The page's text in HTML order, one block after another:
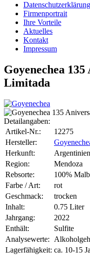
Datenschutzerklärung
Firmenportrait
Ihre Vorteile
Aktuelles
Kontakt
Impressum
Goyenechea
Limitada
Detailangaben:
Artikel-Nr.:
12275
Hersteller:
Herkunft:
Argentinien
Region:
Mendoza
Rebsorte:
100%
Farbe / Art:
rot
Geschmack:
trocken
Inhalt:
0.75 Liter
Jahrgang:
2022
Enthält:
Sulfite
Analysewerte:
Lagerfähigkeit: ca. 10-15